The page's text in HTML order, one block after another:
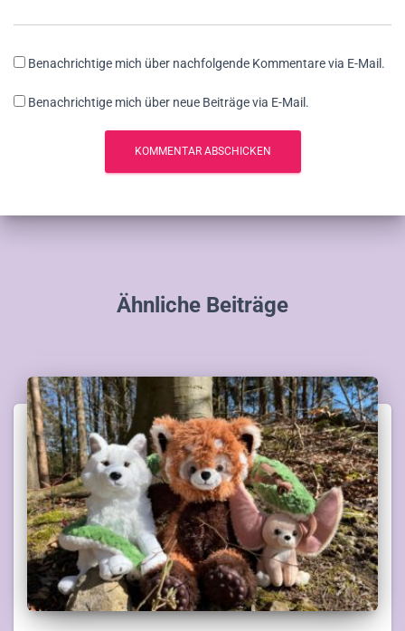
Benachrichtige mich über nachfolgende Kommentare via E-Mail.
Benachrichtige mich über neue Beiträge via E-Mail.
Ähnliche Beiträge